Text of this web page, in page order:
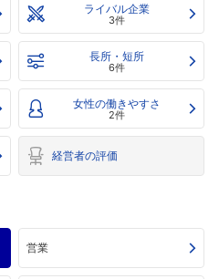
ライバル企業
3件
長所・短所
6件
女性の働きやすさ
2件
経営者の評価
営業